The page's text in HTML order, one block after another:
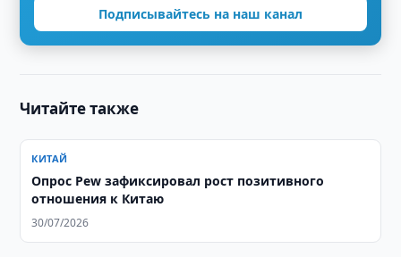
Подписывайтесь на наш канал
Читайте также
КИТАЙ
Опрос Pew зафиксировал рост позитивного
отношения к Китаю
30/07/2026